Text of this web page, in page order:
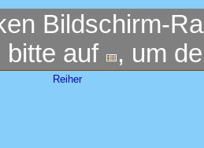
Bildschirm-
bitte auf
, um
Reiher